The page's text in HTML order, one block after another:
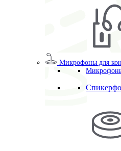
Микрофоны для